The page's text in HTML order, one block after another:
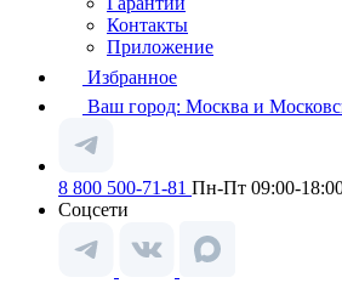
Контакты
Приложение
Избранное
Ваш город: Москва и
8 800 500-71-81 Пн-Пт 09:00-
Соцсети